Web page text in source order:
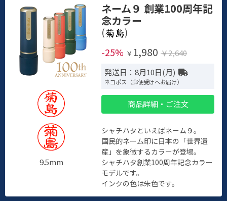
9.5mm
ネーム９ 創業100周年記
念カラー
(
)
-25% ￥ 1,980 ￥2,640
発送日：8月10日(月)
ネコポス（郵便受けへお届け）
商品詳細・ご注文
シャチハタといえばネーム９。
国民的ネーム印に日本の「世界遺
産」を象徴するカラーが登場。
シャチハタ創業100周年記念カラー
モデルです。
インクの色は朱色です。